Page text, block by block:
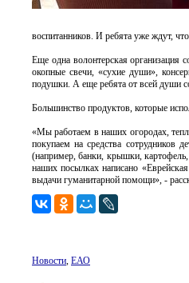
воспитанников. И ребята уже ждут,
Еще одна волонтерская
окопные свечи, «сухие души»,
подушки. А еще ребята от всей души
Большинство продуктов, которые
«Мы работаем в наших огородах,
покупаем на средства сотрудников
(например, банки, крышки,
наших посылках написано
выдачи гуманитарной помощи», -
Новости, ЕАО